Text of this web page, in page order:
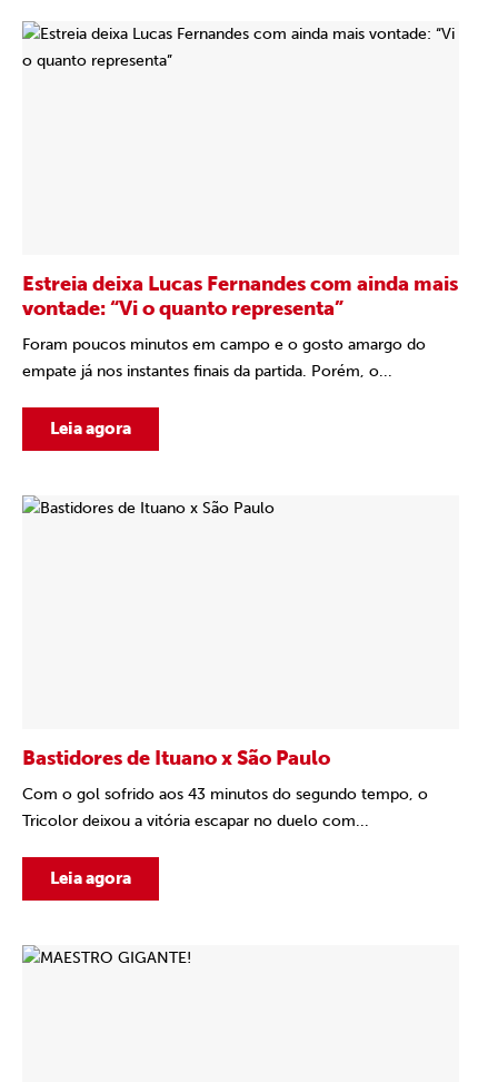
Estreia deixa Lucas Fernandes com ainda mais
vontade: “Vi o quanto representa”
Foram poucos minutos em campo e o gosto amargo do
empate já nos instantes finais da partida. Porém, o...
Leia agora
Bastidores de Ituano x São Paulo
Com o gol sofrido aos 43 minutos do segundo tempo, o
Tricolor deixou a vitória escapar no duelo com...
Leia agora